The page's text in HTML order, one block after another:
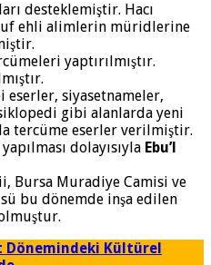
desteklemiştir. Hacı
ehli alimlerin müridlerine
yaptırılmıştır.
eserler, siyasetnameler,
gibi alanlarda yeni
tercüme eserler verilmiştir.
dolayısıyla Ebu’l
Bursa Muradiye Camisi ve
bu dönemde inşa edilen
Dönemindeki Kültürel